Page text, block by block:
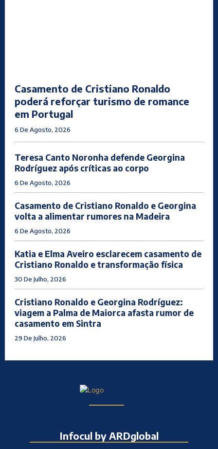
Casamento de Cristiano Ronaldo
poderá reforçar turismo de romance
em Portugal
6 De Agosto, 2026
Teresa Canto Noronha defende Georgina
Rodríguez após críticas ao corpo
6 De Agosto, 2026
Casamento de Cristiano Ronaldo e Georgina
volta a alimentar rumores na Madeira
6 De Agosto, 2026
Katia e Elma Aveiro esclarecem casamento de
Cristiano Ronaldo e transformação física
30 De Julho, 2026
Cristiano Ronaldo e Georgina Rodríguez:
viagem a Palma de Maiorca afasta rumor de
casamento em Sintra
29 De Julho, 2026
Infocul by ARDglobal